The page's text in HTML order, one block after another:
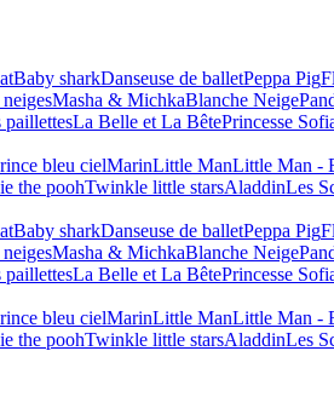
Baby sharkDanseuse de balletPeppa Pig
Masha & MichkaBlanche Neige
paillettesLa Belle et La BêtePrincesse
bleu cielMarinLittle ManLittle Man -
the poohTwinkle little starsAladdinLes
Baby sharkDanseuse de balletPeppa Pig
Masha & MichkaBlanche Neige
paillettesLa Belle et La BêtePrincesse
bleu cielMarinLittle ManLittle Man -
the poohTwinkle little starsAladdinLes